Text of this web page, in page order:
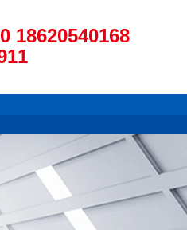
18620540168